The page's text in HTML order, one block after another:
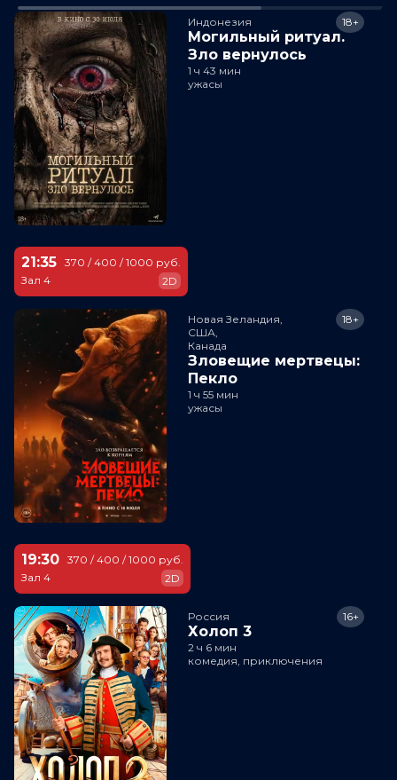
Индонезия
Могильный ритуал.
Зло вернулось
18+
1 ч 43 мин
ужасы
21:35
Зал 4
370 / 400 / 1000 руб.
2D
Новая Зеландия,
США,
Канада
Зловещие мертвецы:
Пекло
18+
1 ч 55 мин
ужасы
19:30
Зал 4
370 / 400 / 1000 руб.
2D
Россия
Холоп 3
16+
2 ч 6 мин
комедия, приключения